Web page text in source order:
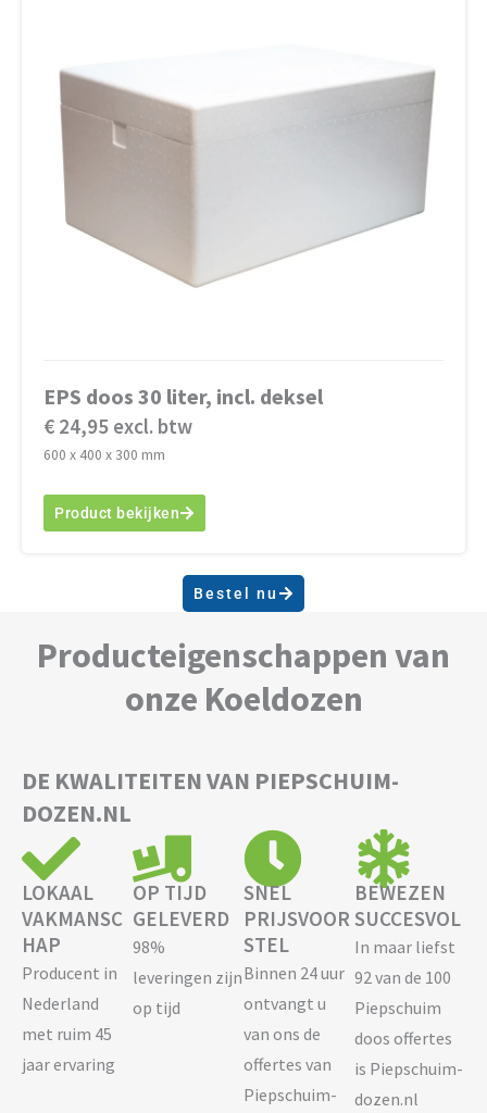
EPS doos 30 liter, incl. deksel
€ 24,95 excl. btw
600 x 400 x 300 mm
Product bekijken
Bestel nu
Producteigenschappen van
onze Koeldozen
DE KWALITEITEN VAN PIEPSCHUIM-
DOZEN.NL
LOKAAL
VAKMANSC
HAP
Producent in
Nederland
met ruim 45
jaar ervaring
OP TIJD
GELEVERD
98%
leveringen zijn
op tijd
SNEL
PRIJSVOOR
STEL
Binnen 24 uur
ontvangt u
van ons de
offertes van
Piepschuim-
BEWEZEN
SUCCESVOL
In maar liefst
92 van de 100
Piepschuim
doos offertes
is Piepschuim-
dozen.nl